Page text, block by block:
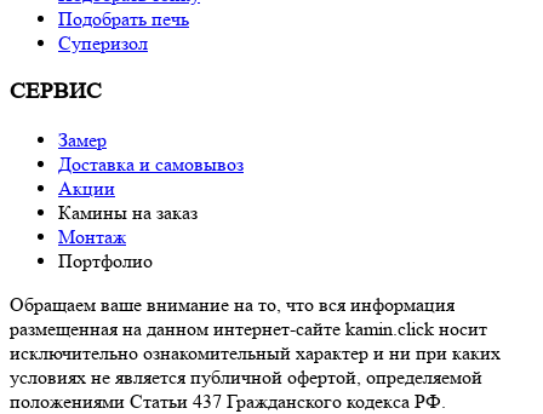
Подобрать печь
Суперизол
СЕРВИС
Замер
Доставка и самовывоз
Акции
Камины на заказ
Монтаж
Портфолио
Обращаем ваше внимание на то, что вся информация
размещенная на данном интернет-сайте kamin.click носит
исключительно ознакомительный характер и ни при каких
условиях не является публичной офертой, определяемой
положениями Статьи 437 Гражданского кодекса РФ.